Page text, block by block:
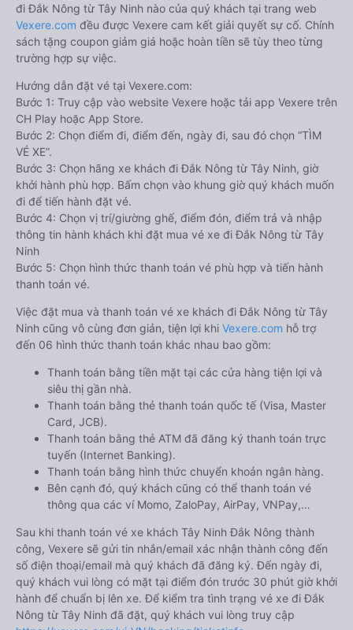
đi Đắk Nông từ Tây Ninh nào của quý khách tại trang web
Vexere.com đều được Vexere cam kết giải quyết sự cố. Chính
sách tặng coupon giảm giá hoặc hoàn tiền sẽ tùy theo từng
trường hợp sự việc.
Hướng dẫn đặt vé tại Vexere.com:
Bước 1: Truy cập vào website Vexere hoặc tải app Vexere trên
CH Play hoặc App Store.
Bước 2: Chọn điểm đi, điểm đến, ngày đi, sau đó chọn “TÌM
VÉ XE”.
Bước 3: Chọn hãng xe khách đi Đắk Nông từ Tây Ninh, giờ
khởi hành phù hợp. Bấm chọn vào khung giờ quý khách muốn
đi để tiến hành đặt vé.
Bước 4: Chọn vị trí/giường ghế, điểm đón, điểm trả và nhập
thông tin hành khách khi đặt mua vé xe đi Đắk Nông từ Tây
Ninh
Bước 5: Chọn hình thức thanh toán vé phù hợp và tiến hành
thanh toán vé.
Việc đặt mua và thanh toán vé xe khách đi Đắk Nông từ Tây
Ninh cũng vô cùng đơn giản, tiện lợi khi Vexere.com hỗ trợ
đến 06 hình thức thanh toán khác nhau bao gồm:
Thanh toán bằng tiền mặt tại các cửa hàng tiện lợi và
siêu thị gần nhà.
Thanh toán bằng thẻ thanh toán quốc tế (Visa, Master
Card, JCB).
Thanh toán bằng thẻ ATM đã đăng ký thanh toán trực
tuyến (Internet Banking).
Thanh toán bằng hình thức chuyển khoản ngân hàng.
Bên cạnh đó, quý khách cũng có thể thanh toán vé
thông qua các ví Momo, ZaloPay, AirPay, VNPay,…
Sau khi thanh toán vé xe khách Tây Ninh Đắk Nông thành
công, Vexere sẽ gửi tin nhắn/email xác nhận thành công đến
số điện thoại/email mà quý khách đã đăng ký. Đến ngày đi,
quý khách vui lòng có mặt tại điểm đón trước 30 phút giờ khởi
hành để chuẩn bị lên xe. Để kiểm tra tình trạng vé xe đi Đắk
Nông từ Tây Ninh đã đặt, quý khách vui lòng truy cập